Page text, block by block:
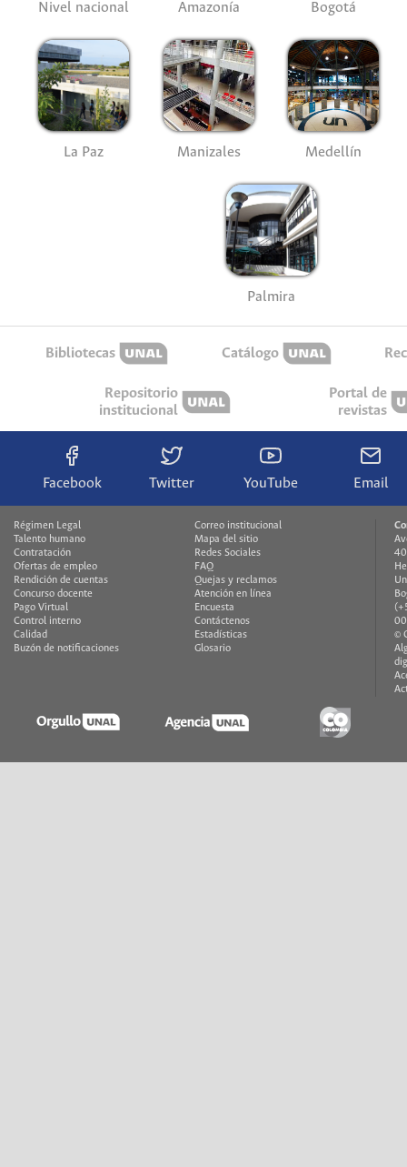
Nivel nacional Amazonía Bogotá
La Paz Manizales Medellín
Palmira
Bibliotecas Catálogo
Repositorio
institucional
Portal de
revistas
Facebook Twitter YouTube Email
Régimen Legal
Talento humano
Contratación
Ofertas de empleo
Rendición de cuentas
Concurso docente
Pago Virtual
Control interno
Calidad
Buzón de notificaciones
Correo institucional
Mapa del sitio
Redes Sociales
FAQ
Quejas y reclamos
Atención en línea
Encuesta
Contáctenos
Estadísticas
Glosario
©